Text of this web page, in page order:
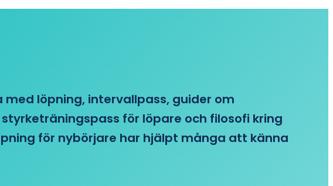
löpning, intervallpass, guider om
för löpare och filosofi kring
för nybörjare har hjälpt många att känna